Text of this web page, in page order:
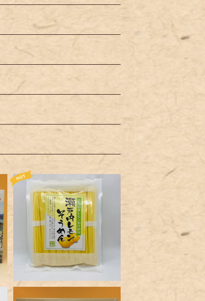
瀬戸内レモンそうめん４５０g
（５０g×９束入）
¥648